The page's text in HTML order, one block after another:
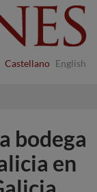
Castellano English
bodega
en